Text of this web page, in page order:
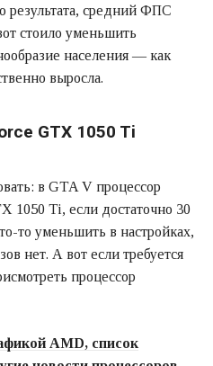
результата, средний ФПС
стоило уменьшить
населения — как
выросла.
в GTA V процессор
1050 Ti, если достаточно 30
то уменьшить в настройках,
нет. А вот если требуется
процессор
AMD, список